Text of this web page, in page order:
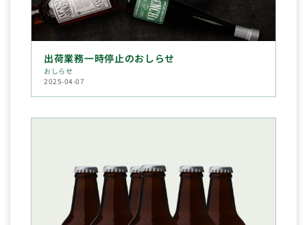
出荷業務一時停止のおしらせ
おしらせ
2025-04-07